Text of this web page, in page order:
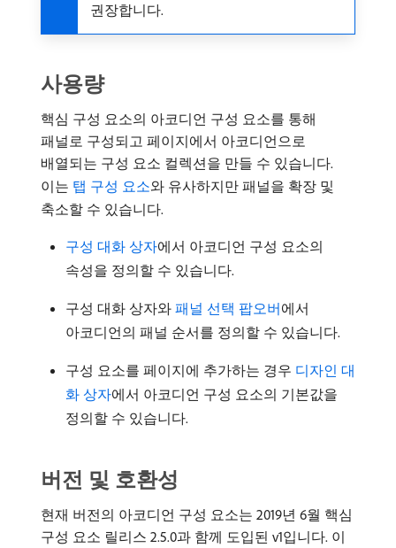
권장합니다.
사용량
핵심 구성 요소의 아코디언 구성 요소를 통해
패널로 구성되고 페이지에서 아코디언으로
배열되는 구성 요소 컬렉션을 만들 수 있습니다.
이는 탭 구성 요소와 유사하지만 패널을 확장 및
축소할 수 있습니다.
구성 대화 상자에서 아코디언 구성 요소의
속성을 정의할 수 있습니다.
구성 대화 상자와 패널 선택 팝오버에서
아코디언의 패널 순서를 정의할 수 있습니다.
구성 요소를 페이지에 추가하는 경우 디자인 대
화 상자에서 아코디언 구성 요소의 기본값을
정의할 수 있습니다.
버전 및 호환성
현재 버전의 아코디언 구성 요소는 2019년 6월 핵심
구성 요소 릴리스 2.5.0과 함께 도입된 v1입니다. 이